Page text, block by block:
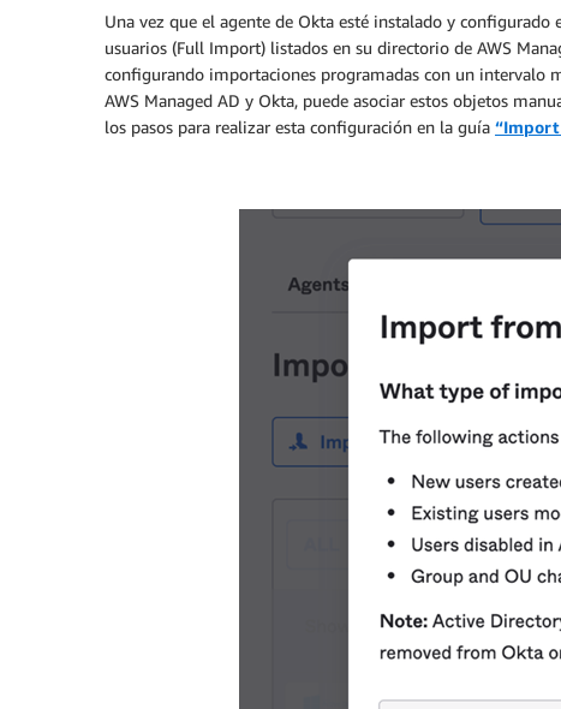
Una vez que el agente de Okta esté instalado y
usuarios (Full Import) listados en su directorio de AWS
configurando importaciones programadas con un intervalo
AWS Managed AD y Okta, puede asociar estos objetos
los pasos para realizar esta configuración en la guía “Import